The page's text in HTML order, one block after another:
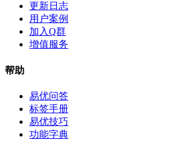
更新日志
用户案例
加入Q群
增值服务
帮助
易优问答
标签手册
易优技巧
功能字典